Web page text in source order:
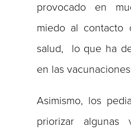
provocado en
miedo al contacto
salud, lo que ha
en las
Asimismo, los
priorizar algunas